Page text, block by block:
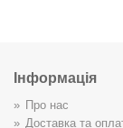
Інформація
Про нас
Доставка та